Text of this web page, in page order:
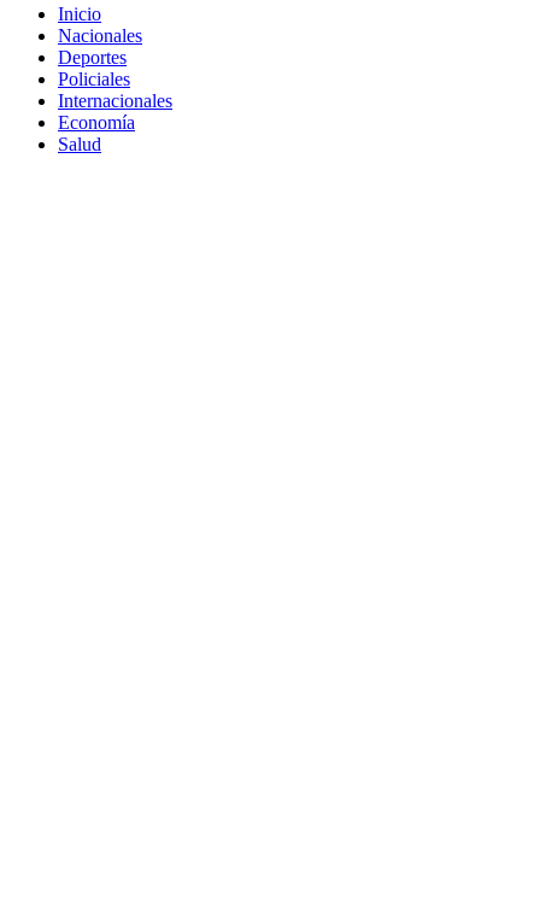
Inicio
Nacionales
Deportes
Policiales
Internacionales
Economía
Salud